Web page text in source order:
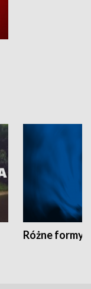
Różne formy